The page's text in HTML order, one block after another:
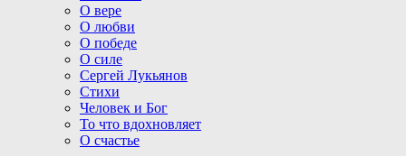
О вере
О любви
О победе
О силе
Сергей Лукьянов
Стихи
Человек и Бог
То что вдохновляет
О счастье